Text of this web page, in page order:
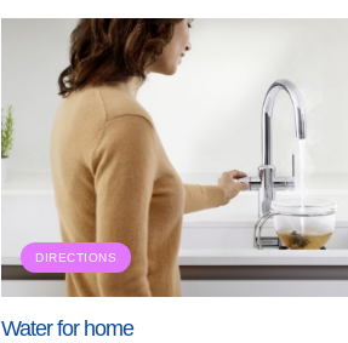
DIRECTIONS
Water for home